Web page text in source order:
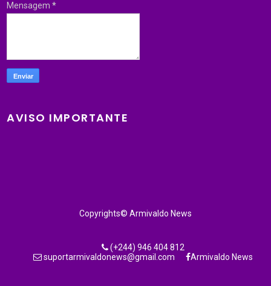
Mensagem*
AVISO IMPORTANTE
Copyrights© Armivaldo News
(+244) 946 404 812
suportarmivaldonews@gmail.com
Armivaldo News